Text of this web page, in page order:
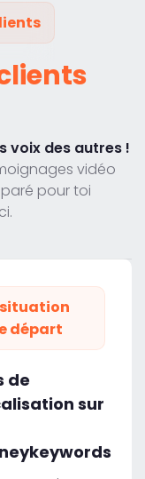
voix des autres !
vidéo
pour toi
situation
départ
de
sur